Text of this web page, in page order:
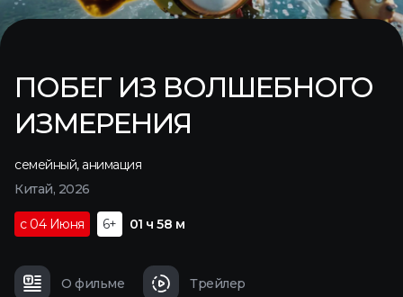
ПОБЕГ ИЗ ВОЛШЕБНОГО
ИЗМЕРЕНИЯ
семейный,анимация
Китай, 2026
с 04 Июня 6+ 01 ч 58 м
О фильме Трейлер